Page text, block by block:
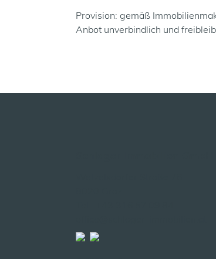
Provision: gemäß
Anbot unverbindlich und